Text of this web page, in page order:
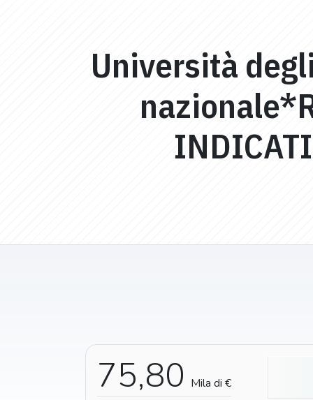
Università
75,80 Mila di €